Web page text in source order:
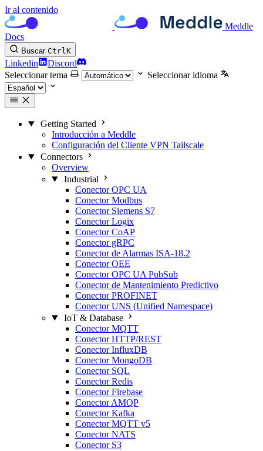
Ir al contenido
Meddle
Docs
Buscar CtrlK
Linkedin
Discord
Seleccionar tema
Seleccionar idioma
Getting Started
Introducción a Meddle
Configuración del Cliente VPN Tailscale
Connectors
Overview
Industrial
Conector OPC UA
Conector Modbus
Conector Siemens S7
Conector Logix
Conector CoAP
Conector gRPC
Conector de Alarmas ISA-18.2
Conector OEE
Conector OPC UA PubSub
Conector de Mantenimiento Predictivo
Conector PROFINET
Conector UNS (Unified Namespace)
IoT & Database
Conector MQTT
Conector HTTP/REST
Conector InfluxDB
Conector MongoDB
Conector SQL
Conector Redis
Conector Firebase
Conector AMQP
Conector Kafka
Conector MQTT v5
Conector NATS
Conector S3